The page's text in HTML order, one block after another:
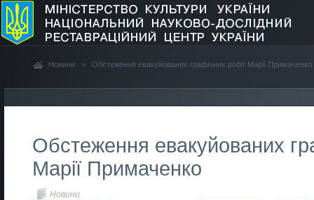
Новини > Обстеження евакуйованих графічних робіт Марії Примаченко
Обстеження евакуйованих
Марії Примаченко
Новини